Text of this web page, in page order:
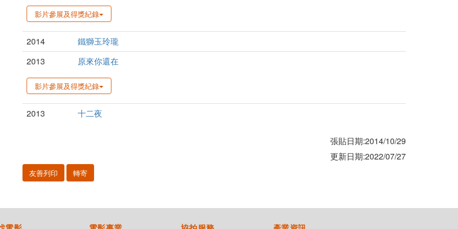
影片參展及得獎紀錄
2014
鐵獅玉玲瓏
2013
原來你還在
影片參展及得獎紀錄
2013 十二夜
張貼日期:2014/10/29
更新日期:2022/07/27
友善列印 轉寄